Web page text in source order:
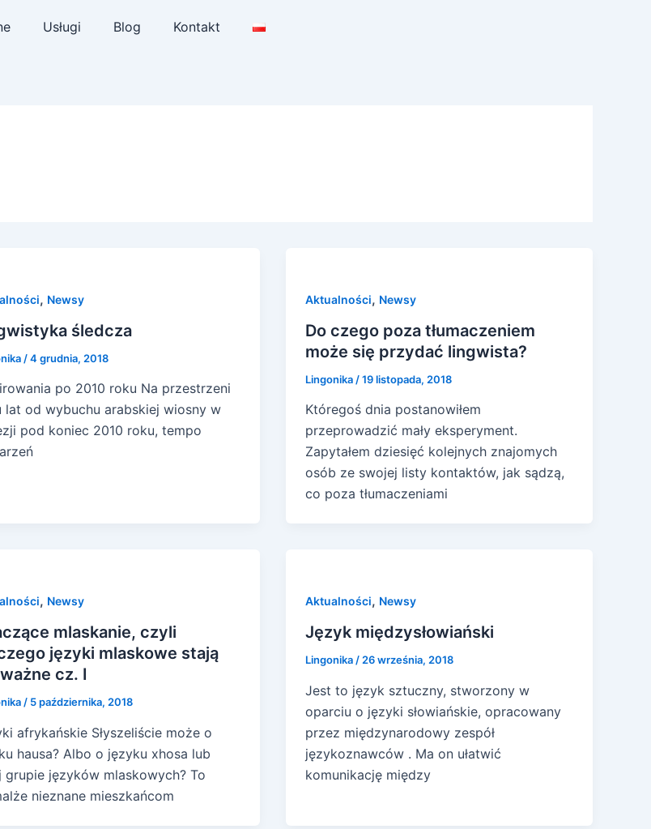
Usługi Blog Kontakt
, Newsy
śledcza
/4 grudnia, 2018
po 2010 roku Na przestrzeni
lat od wybuchu arabskiej wiosny w
pod koniec 2010 roku, tempo
Aktualności, Newsy
Do czego poza tłumaczeniem
może się przydać lingwista?
Lingonika /19 listopada, 2018
Któregoś dnia postanowiłem
przeprowadzić mały eksperyment.
Zapytałem dziesięć kolejnych znajomych
osób ze swojej listy kontaktów, jak sądzą,
co poza tłumaczeniami
, Newsy
mlaskanie, czyli
języki mlaskowe stają
cz. I
/ 5 października, 2018
afrykańskie Słyszeliście może o
hausa? Albo o języku xhosa lub
grupie języków mlaskowych? To
nieznane mieszkańcom
Aktualności, Newsy
Język międzysłowiański
Lingonika / 26 września, 2018
Jest to język sztuczny, stworzony w
oparciu o języki słowiańskie, opracowany
przez międzynarodowy zespół
językoznawców . Ma on ułatwić
komunikację między